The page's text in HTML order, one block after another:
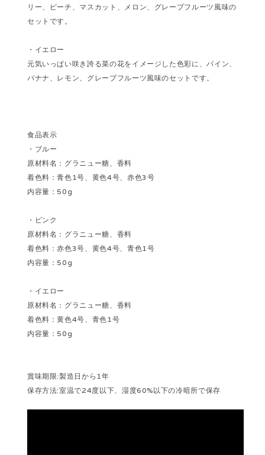
リー、ピーチ、マスカット、メロン、グレープフルーツ風味の
セットです。
・イエロー
元気いっぱい咲き誇る菜の花をイメージした色彩に、パイン、
バナナ、レモン、グレープフルーツ風味のセットです。
食品表示
・ブルー
原材料名：グラニュー糖、香料
着色料：青色1号、黄色4号、赤色3号
内容量：50g
・ピンク
原材料名：グラニュー糖、香料
着色料：赤色3号、黄色4号、青色1号
内容量：50g
・イエロー
原材料名：グラニュー糖、香料
着色料：黄色4号、青色1号
内容量：50g
賞味期限:製造日から1年
保存方法:室温で24度以下、湿度60%以下の冷暗所で保存